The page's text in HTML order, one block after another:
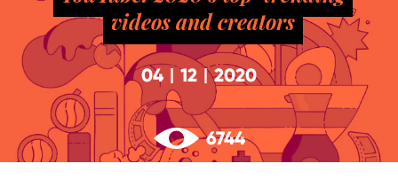
videos and creators
04 12 |2020
6744